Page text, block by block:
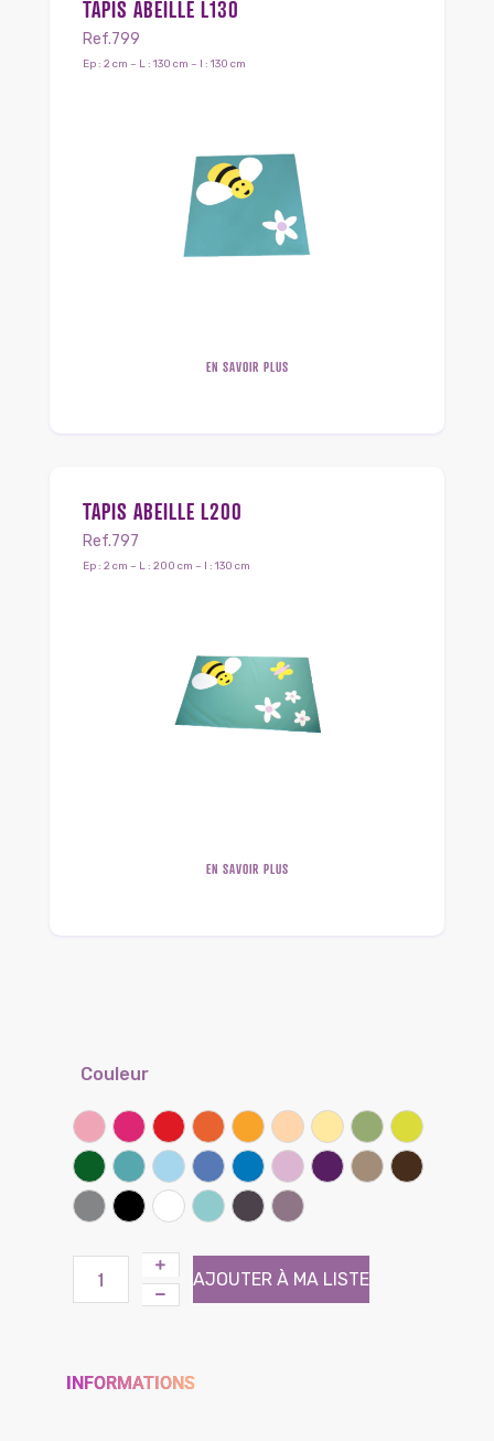
TAPIS ABEILLE L130
Ref.799
Ep : 2 cm – L : 130 cm – l : 130 cm
EN SAVOIR PLUS
TAPIS ABEILLE L200
Ref.797
Ep : 2 cm – L : 200 cm – l : 130 cm
EN SAVOIR PLUS
Couleur
Rose FramboiseRouge coquelicot
Clémentine
Miel SableBananeLichenKiwi
Vert prairie
LagonCiel Lilas Bleu bleuet
Parme
Iris TaupeChocolat
Gris souris
Noir BlancAtoll (Effet tissé)
Brun (Effet tissé)
Violine (Effet tissé)
AJOUTER À MA LISTE
INFORMATIONS